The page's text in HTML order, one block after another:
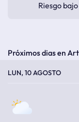
Riesgo bajo
Próximos dias en
LUN, 10 AGOSTO